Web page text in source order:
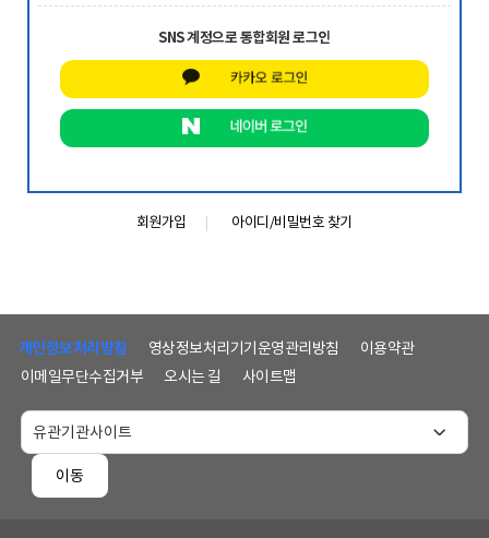
SNS 계정으로 통합회원 로그인
회원가입 아이디/비밀번호 찾기
개인정보처리방침 영상정보처리기기운영관리방침
이용약관
이메일무단수집거부
오시는 길 사이트맵
이동